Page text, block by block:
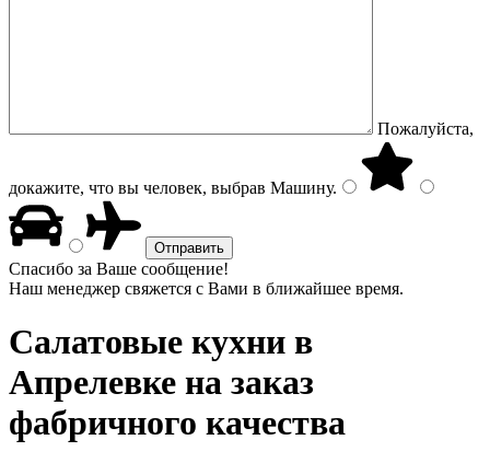
Пожалуйста,
докажите, что вы человек, выбрав Машину.
Спасибо за Ваше сообщение!
Наш менеджер свяжется с Вами в ближайшее время.
Салатовые кухни в
Апрелевке на заказ
фабричного качества